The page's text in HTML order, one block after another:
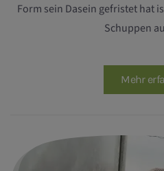
Form sein Dasein gefristet hat
Schuppen
Mehr